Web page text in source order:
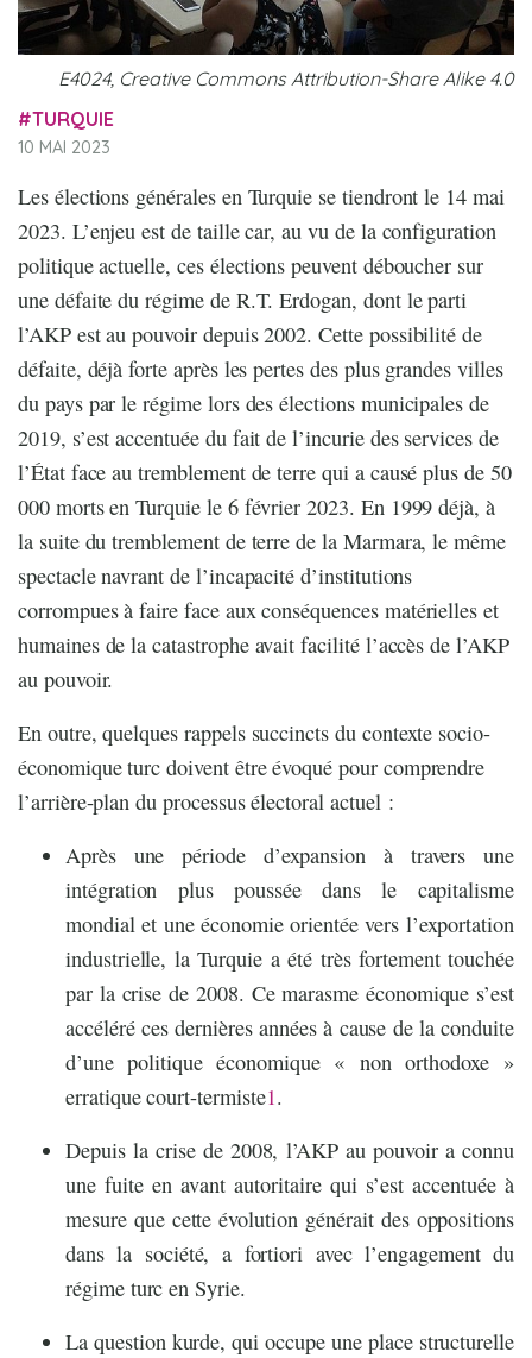
E4024, Creative Commons Attribution-Share Alike 4.0
TURQUIE
10 MAI 2023
Les élections générales en Turquie se tiendront le 14 mai
2023. L’enjeu est de taille car, au vu de la configuration
politique actuelle, ces élections peuvent déboucher sur
une défaite du régime de R.T. Erdogan, dont le parti
l’AKP est au pouvoir depuis 2002. Cette possibilité de
défaite, déjà forte après les pertes des plus grandes villes
du pays par le régime lors des élections municipales de
2019, s’est accentuée du fait de l’incurie des services de
l’État face au tremblement de terre qui a causé plus de 50
000 morts en Turquie le 6 février 2023. En 1999 déjà, à
la suite du tremblement de terre de la Marmara, le même
spectacle navrant de l’incapacité d’institutions
corrompues à faire face aux conséquences matérielles et
humaines de la catastrophe avait facilité l’accès de l’AKP
au pouvoir.
En outre, quelques rappels succincts du contexte socio-
économique turc doivent être évoqué pour comprendre
l’arrière-plan du processus électoral actuel :
Après une période d’expansion à travers une
intégration plus poussée dans le capitalisme
mondial et une économie orientée vers l’exportation
industrielle, la Turquie a été très fortement touchée
par la crise de 2008. Ce marasme économique s’est
accéléré ces dernières années à cause de la conduite
d’une politique économique « non orthodoxe »
erratique court-termiste1.
Depuis la crise de 2008, l’AKP au pouvoir a connu
une fuite en avant autoritaire qui s’est accentuée à
mesure que cette évolution générait des oppositions
dans la société, a fortiori avec l’engagement du
régime turc en Syrie.
La question kurde, qui occupe une place structurelle